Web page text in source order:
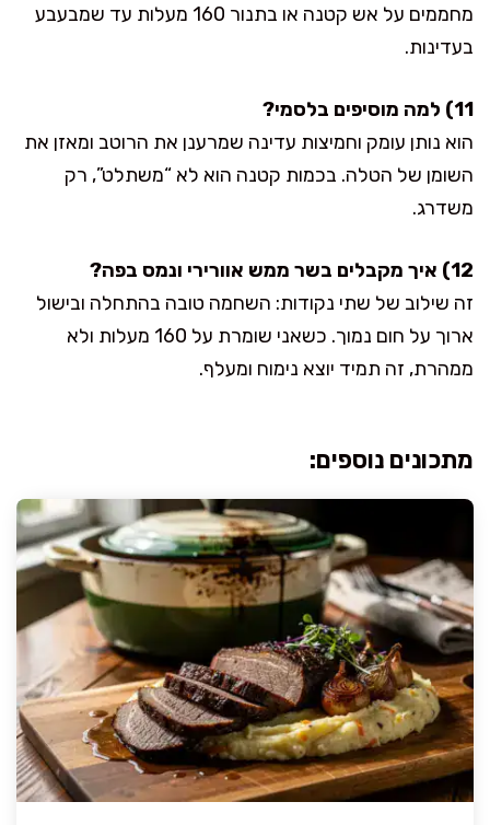
מחממים על אש קטנה או בתנור 160 מעלות עד שמבעבע
בעדינות.
11) למה מוסיפים בלסמי?
הוא נותן עומק וחמיצות עדינה שמרענן את הרוטב ומאזן את
השומן של הטלה. בכמות קטנה הוא לא “משתלט”, רק
משדרג.
12) איך מקבלים בשר ממש אוורירי ונמס בפה?
זה שילוב של שתי נקודות: השחמה טובה בהתחלה ובישול
ארוך על חום נמוך. כשאני שומרת על 160 מעלות ולא
ממהרת, זה תמיד יוצא נימוח ומעלף.
מתכונים נוספים: